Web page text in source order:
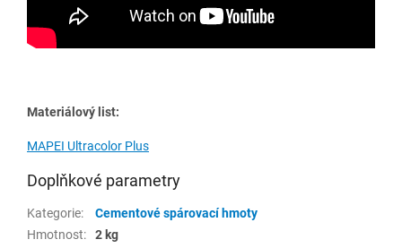
Materiálový list:
MAPEI Ultracolor Plus
Doplňkové parametry
Kategorie:
Cementové spárovací hmoty
Hmotnost:
2 kg